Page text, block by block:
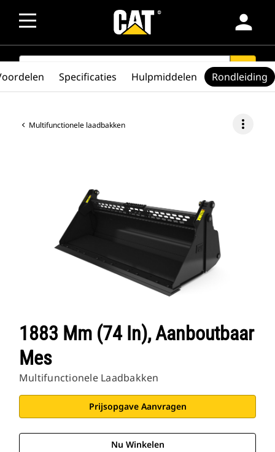
person
SEARCH search
Multifunctionele laadbakken more_vert
1883 Mm (74 In), Aanboutbaar
Mes
Multifunctionele Laadbakken
Prijsopgave Aanvragen
Nu Winkelen
Specificaties Hulpmiddelen Rondleiding